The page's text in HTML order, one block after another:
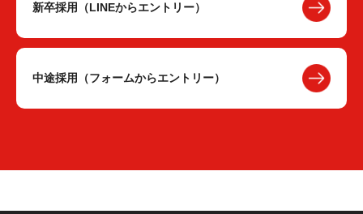
新卒採用（LINEからエントリー）
中途採用（フォームからエントリー）